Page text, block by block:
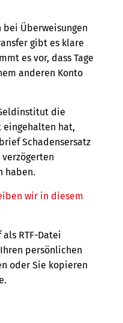
bei Überweisungen
gibt es klare
es vor, dass Tage
anderen Konto
die
eingehalten hat,
Schadensersatz
haben.
wir in diesem
RTF-Datei
persönlichen
oder Sie kopieren